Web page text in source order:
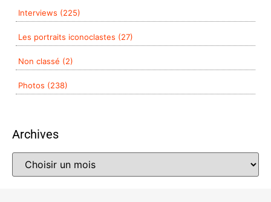
Interviews (225)
Les portraits iconoclastes (27)
Non classé (2)
Photos (238)
Archives